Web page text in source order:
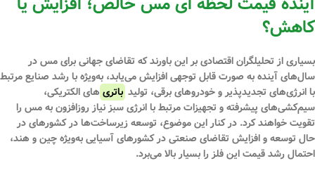
کاهش؟
بسیاری از تحلیلگران اقتصادی بر این باورند که تقاضای جهانی برای مس در
سال‌های آینده به صورت قابل توجهی افزایش می‌یابد، به‌ویژه با رشد صنایع مرتبط
با انرژی‌های تجدیدپذیر و خودروهای برقی، تولید باتری ‌های الکتریکی،
سیم‌کشی‌های پیشرفته و تجهیزات مرتبط با انرژی سبز نیاز روزافزون به مس را
تقویت خواهند کرد. در کنار این موضوع، توسعه زیرساخت‌ها در کشورهای در
حال توسعه و افزایش تقاضای صنعتی در کشورهای آسیایی به‌ویژه چین و هند،
احتمال رشد قیمت این فلز را بسیار بالا می‌برد.